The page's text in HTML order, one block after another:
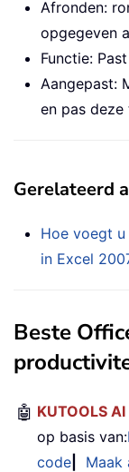
Afronden:
opgegeven
Functie:
Aangepast:
en pas
Gerelateerd
Hoe voegt
in Excel
Beste
🤖 KUTOOLS
op basis van:
code
Maak